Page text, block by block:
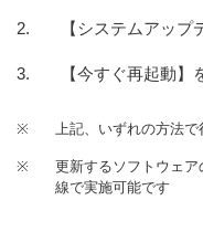
【システムアッ
【今すぐ再起動】
※ 上記、いずれの方法
※
更新するソフトウェ
線で実施可能です